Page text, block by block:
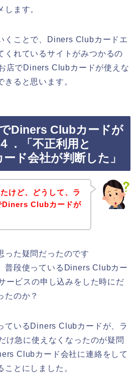
します。
くことで、Diners Clubカードエ
くれているサイトがみつかるの
店でDiners Clubカードが使えな
きると思います。
Diners Clubカードが
．「不正利用と
ド会社が判断した」
けど、どうして、ラ
Diners Clubカードが
った疑問だったのです
普段使っているDiners Clubカー
ービスの申し込みをした時にだ
たのか？
ているDiners Clubカードが、ラ
け急に使えなくなったのが疑問
Clubカード会社に連絡をして
ことにしました。